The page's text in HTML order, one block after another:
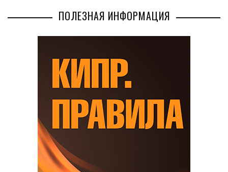
ПОЛЕЗНАЯ ИНФОРМАЦИЯ